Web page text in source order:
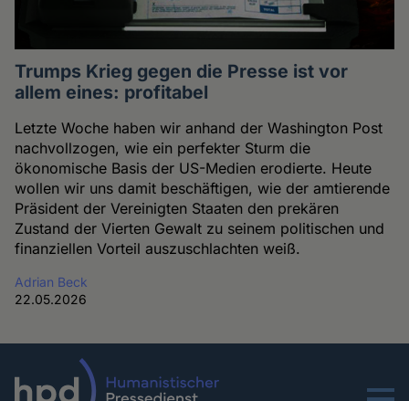
Trumps Krieg gegen die Presse ist vor
allem eines: profitabel
Letzte Woche haben wir anhand der Washington Post
nachvollzogen, wie ein perfekter Sturm die
ökonomische Basis der US-Medien erodierte. Heute
wollen wir uns damit beschäftigen, wie der amtierende
Präsident der Vereinigten Staaten den prekären
Zustand der Vierten Gewalt zu seinem politischen und
finanziellen Vorteil auszuschlachten weiß.
Adrian Beck
22.05.2026